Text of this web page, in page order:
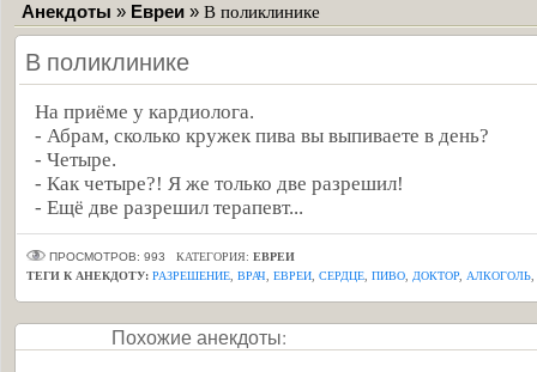
Анекдоты » Евреи » В поликлинике
В поликлинике
На приёме у кардиолога.
- Абрам, сколько кружек пива вы выпиваете в день?
- Четыре.
- Как четыре?! Я же только две разрешил!
- Ещё две разрешил терапевт...
ПРОСМОТРОВ: 993 КАТЕГОРИЯ: ЕВРЕИ
ТЕГИ К АНЕКДОТУ: РАЗРЕШЕНИЕ ВРАЧ ЕВРЕИ СЕРДЦЕ ПИВО ДОКТОР АЛКОГОЛЬ
Похожие анекдоты: